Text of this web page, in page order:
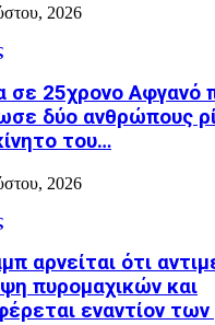
2026
σε 25χρονο Αφγανό
δύο ανθρώπους
του…
2026
αρνείται ότι
πυρομαχικών και
εναντίον